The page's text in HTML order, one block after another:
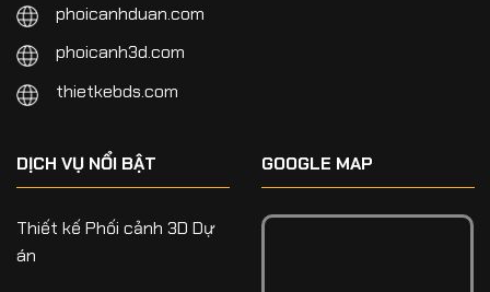
phoicanhduan.com
phoicanh3d.com
thietkebds.com
DỊCH VỤ NỔI BẬT
Thiết kế Phối cảnh 3D Dự
án
GOOGLE MAP